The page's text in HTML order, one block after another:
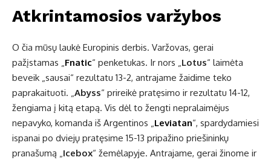
Atkrintamosios varžybos
O čia mūsų laukė Europinis derbis. Varžovas, gerai
pažįstamas „Fnatic“ penketukas. Ir nors „Lotus“ laimėta
beveik „sausai“ rezultatu 13-2, antrajame žaidime teko
paprakaituoti. „Abyss“ prireikė pratęsimo ir rezultatu 14-12,
žengiama į kitą etapą. Vis dėl to žengti nepralaimėjus
nepavyko, komanda iš Argentinos „Leviatan“, spardydamiesi
ispanai po dviejų pratęsime 15-13 pripažino priešininkų
pranašumą „Icebox“ žemėlapyje. Antrajame, gerai žinome ir